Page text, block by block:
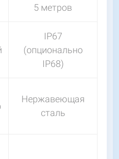
5 метров
IP67
(опционально
IP68)
Нержавеющая
сталь